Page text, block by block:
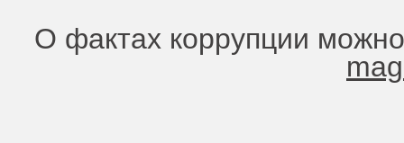
О фактах коррупции